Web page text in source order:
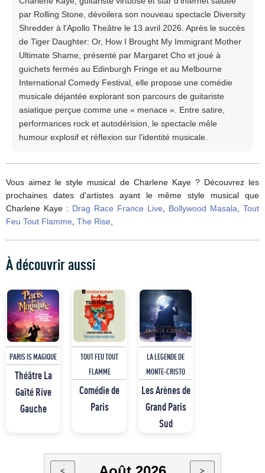
par Rolling Stone, dévoilera son nouveau spectacle Diversity
Shredder à l'Apollo Theâtre le 13 avril 2026. Après le succès
de Tiger Daughter: Or, How I Brought My Immigrant Mother
Ultimate Shame, présenté par Margaret Cho et joué à
guichets fermés au Edinburgh Fringe et au Melbourne
International Comedy Festival, elle propose une comédie
musicale déjantée explorant son parcours de guitariste
asiatique perçue comme une « menace ». Entre satire,
performances rock et autodérision, le spectacle mêle
humour explosif et réflexion sur l'identité musicale.
Vous aimez le style musical de Charlene Kaye ? Découvrez les
prochaines dates d'artistes ayant le même style musical que
Charlene Kaye : Drag Race France Live Bollywood Masala
Tout
Feu Tout Flamme The Rise
À découvrir aussi
PARIS IS MAGIQUE
Théâtre La
Gaîté Rive
Gauche
TOUT FEU TOUT
FLAMME
Comédie de
Paris
LA LEGENDE DE
MONTE-CRISTO
Les Arènes de
Grand Paris
Sud
< >